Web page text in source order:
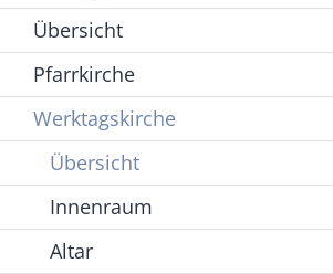
Übersicht
Pfarrkirche
Werktagskirche
Übersicht
Innenraum
Altar